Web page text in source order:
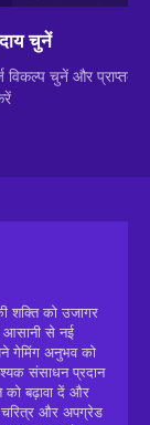
चुनें
विकल्प चुनें और
शक्ति को उजागर
आसानी से नई
गेमिंग अनुभव को
संसाधन प्रदान
को बढ़ावा दें और
चरित्र और अपग्रेड